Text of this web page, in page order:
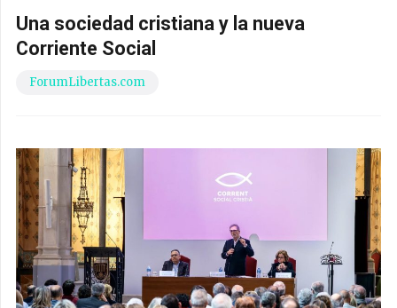
Una sociedad cristiana y la nueva
Corriente Social
ForumLibertas.com